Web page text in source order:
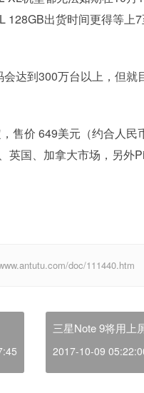
出货时间更得等上
达到300万台以上，但就
价 649美元（约合人民
英国、加拿大市场，另外
doc/111440.htm
三星Note 9将用上
2017-10-09